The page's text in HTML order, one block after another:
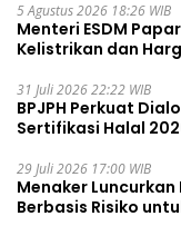
5 Agustus 2026 18:26 WIB
Menteri ESDM
Kelistrikan dan
31 Juli 2026 22:22 WIB
BPJPH Perkuat
Sertifikasi Halal
29 Juli 2026 17:00 WIB
Menaker
Berbasis Risiko